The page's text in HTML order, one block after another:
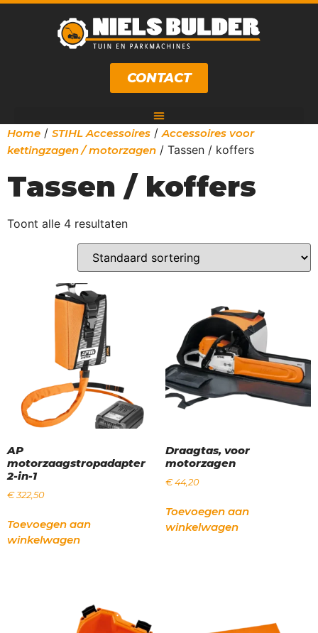
CONTACT
Home / STIHL Accessoires / Accessoires voor
kettingzagen / motorzagen / Tassen / koffers
Tassen / koffers
Toont alle 4 resultaten
AP
motorzaagstropadapter
2-in-1
€322,50
Toevoegen aan
winkelwagen
Draagtas, voor
motorzagen
€44,20
Toevoegen aan
winkelwagen